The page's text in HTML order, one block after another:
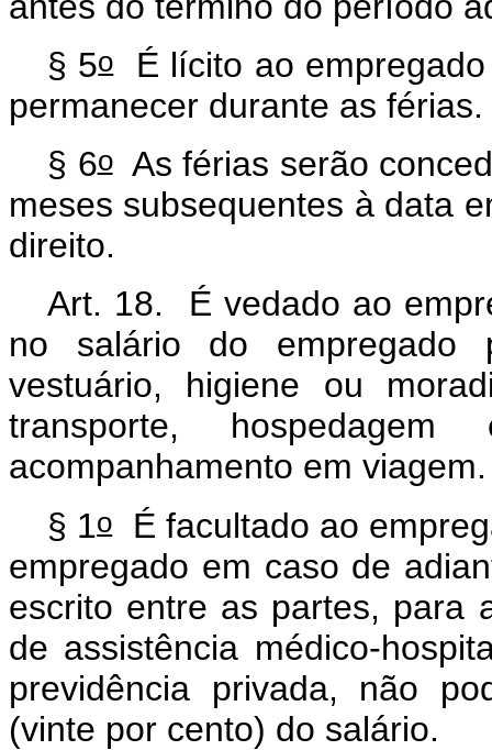
§ 5oÉ lícito ao empregado
permanecer durante as férias.
§ 6oAs férias serão
meses subsequentes à data
direito.
Art. 18. É vedado ao
no salário do empregado
vestuário, higiene ou
transporte,
acompanhamento em
§ 1oÉ facultado ao
empregado em caso de
escrito entre as partes, para
de assistência médico-
previdência privada, não
(vinte por cento) do salário.